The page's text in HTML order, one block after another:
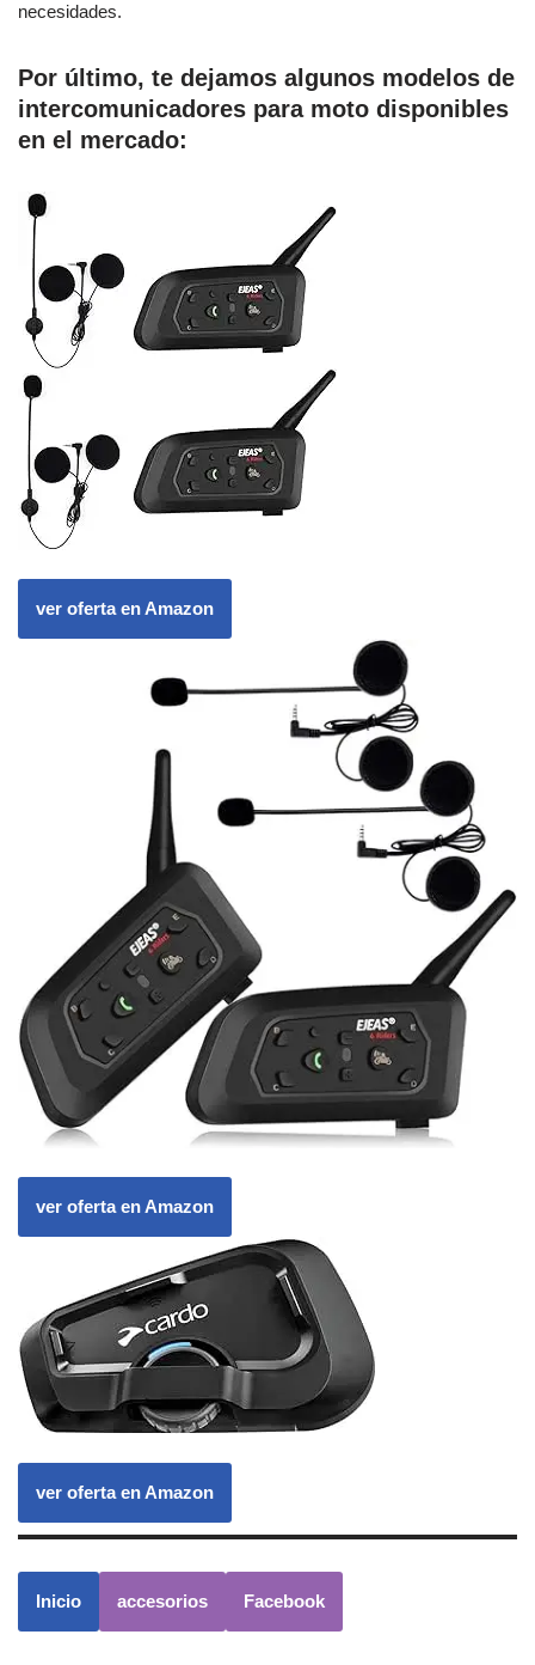
necesidades.
Por último, te dejamos algunos modelos de
intercomunicadores para moto disponibles
en el mercado:
ver oferta en Amazon
ver oferta en Amazon
ver oferta en Amazon
Inicio accesorios Facebook